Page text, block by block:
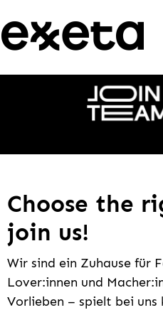
Choose the
join us!
Wir sind ein Zuhause für
Lover:innen und
Vorlieben – spielt bei uns